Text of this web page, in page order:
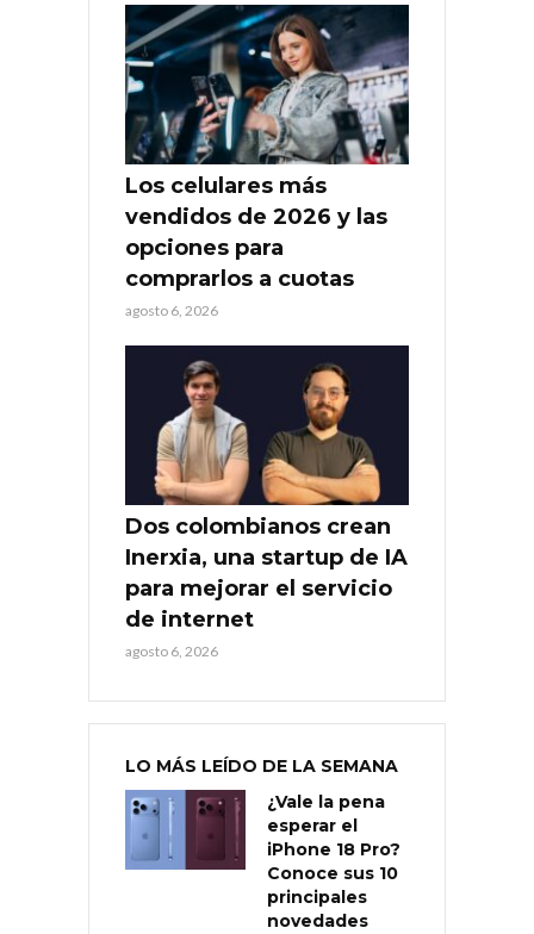
Los celulares más
vendidos de 2026 y las
opciones para
comprarlos a cuotas
agosto 6, 2026
Dos colombianos crean
Inerxia, una startup de IA
para mejorar el servicio
de internet
agosto 6, 2026
LO MÁS LEÍDO DE LA SEMANA
¿Vale la pena
esperar el
iPhone 18 Pro?
Conoce sus 10
principales
novedades